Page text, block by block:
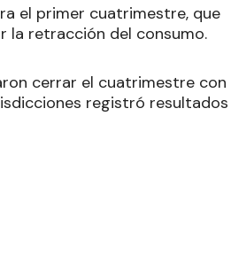
el primer cuatrimestre, que
la retracción del consumo.
cerrar el cuatrimestre con
registró resultados